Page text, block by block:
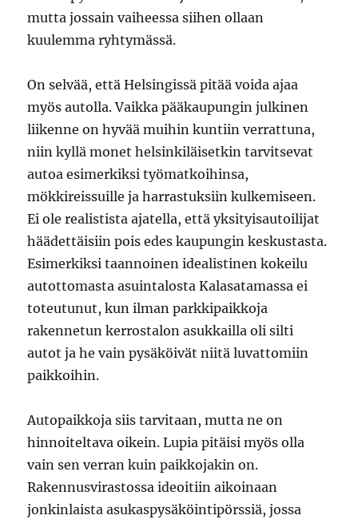
mutta jossain vaiheessa siihen ollaan
kuulemma ryhtymässä.
On selvää, että Helsingissä pitää voida ajaa
myös autolla. Vaikka pääkaupungin julkinen
liikenne on hyvää muihin kuntiin verrattuna,
niin kyllä monet helsinkiläisetkin tarvitsevat
autoa esimerkiksi työmatkoihinsa,
mökkireissuille ja harrastuksiin kulkemiseen.
Ei ole realistista ajatella, että yksityisautoilijat
häädettäisiin pois edes kaupungin keskustasta.
Esimerkiksi taannoinen idealistinen kokeilu
autottomasta asuintalosta Kalasatamassa ei
toteutunut, kun ilman parkkipaikkoja
rakennetun kerrostalon asukkailla oli silti
autot ja he vain pysäköivät niitä luvattomiin
paikkoihin.
Autopaikkoja siis tarvitaan, mutta ne on
hinnoiteltava oikein. Lupia pitäisi myös olla
vain sen verran kuin paikkojakin on.
Rakennusvirastossa ideoitiin aikoinaan
jonkinlaista asukaspysäköintipörssiä, jossa